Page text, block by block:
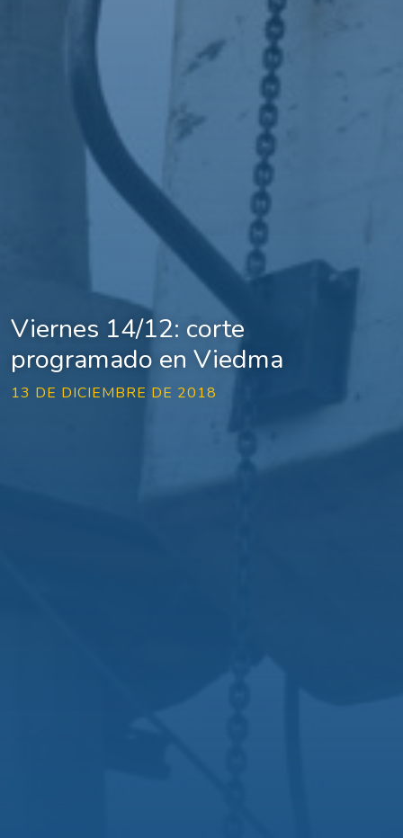
Viernes 14/12: corte
programado en Viedma
13 DE DICIEMBRE DE 2018